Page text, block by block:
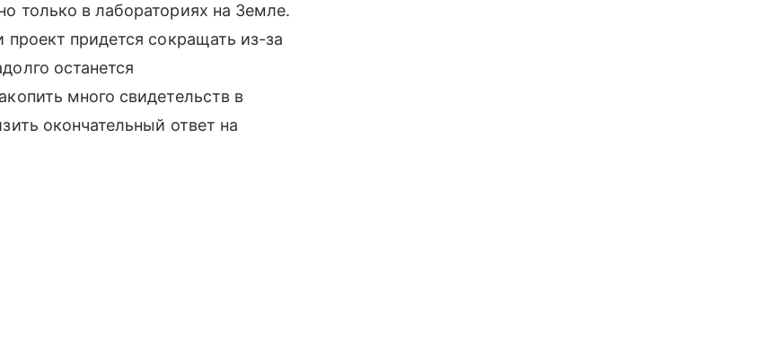
только в лабораториях на Земле.
придется сокращать из-за
останется
много свидетельств в
окончательный ответ на